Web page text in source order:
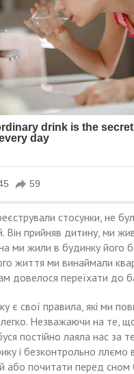
стосунки, не
Він прийняв дитину, ми
ми жили в будинку його
життя ми винаймали
довелося переїхати до
є свої правила, які ми
Незважаючи на те,
постійно лаяла нас за
і безконтрольно ллємо
або почитати перед